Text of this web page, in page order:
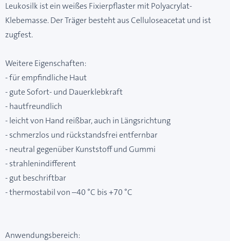
Leukosilk ist ein weißes Fixierpflaster mit Polyacrylat-
Klebemasse. Der Träger besteht aus Celluloseacetat und ist
zugfest.
Weitere Eigenschaften:
- für empfindliche Haut
- gute Sofort- und Dauerklebkraft
- hautfreundlich
- leicht von Hand reißbar, auch in Längsrichtung
- schmerzlos und rückstandsfrei entfernbar
- neutral gegenüber Kunststoff und Gummi
- strahlenindifferent
- gut beschriftbar
- thermostabil von –40 °C bis +70 °C
Anwendungsbereich: